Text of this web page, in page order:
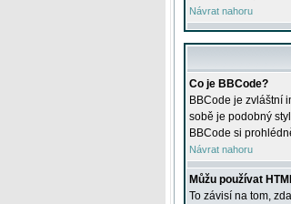
Návrat nahoru
Co je BBCode?
BBCode je zvláštní
sobě je podobný
BBCode si
Návrat nahoru
Můžu používat
To závisí na tom,